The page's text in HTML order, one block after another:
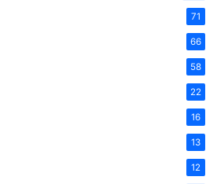
71
66
58
22
16
13
12